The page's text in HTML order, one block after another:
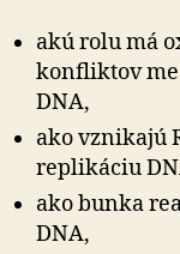
akú rolu má
konfliktov
DNA,
ako vznikajú
replikáciu
ako bunka
DNA,